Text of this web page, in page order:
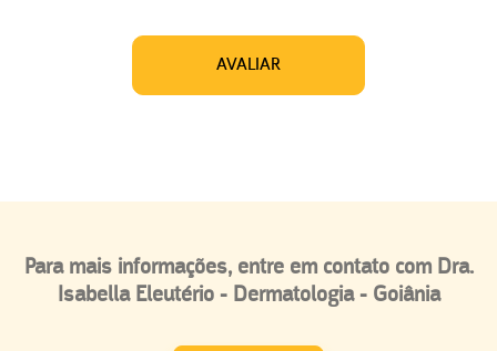
AVALIAR
Para mais informações, entre em contato com Dra.
Isabella Eleutério - Dermatologia - Goiânia